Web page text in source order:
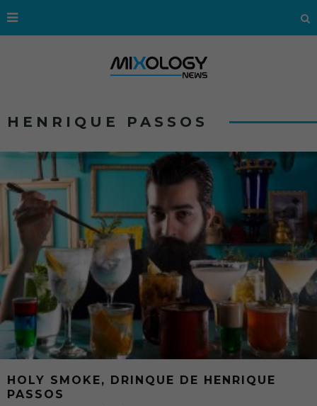
HENRIQUE PASSOS
HOLY SMOKE, DRINQUE DE HENRIQUE
PASSOS